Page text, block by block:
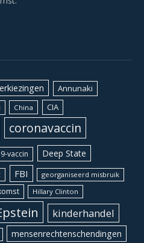
Annunaki
China CIA
coronavaccin
vaccin Deep State
FBI georganiseerd misbruik
Hillary Clinton
kinderhandel
mensenrechtenschendingen